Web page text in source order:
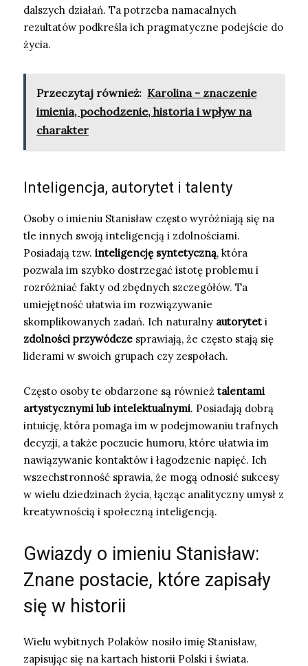
dalszych działań. Ta potrzeba namacalnych
rezultatów podkreśla ich pragmatyczne podejście do
życia.
Przeczytaj również: Karolina - znaczenie
imienia, pochodzenie, historia i wpływ na
charakter
Inteligencja, autorytet i talenty
Osoby o imieniu Stanisław często wyróżniają się na
tle innych swoją inteligencją i zdolnościami.
Posiadają tzw. inteligencję syntetyczną, która
pozwala im szybko dostrzegać istotę problemu i
rozróżniać fakty od zbędnych szczegółów. Ta
umiejętność ułatwia im rozwiązywanie
skomplikowanych zadań. Ich naturalny autorytet i
zdolności przywódcze sprawiają, że często stają się
liderami w swoich grupach czy zespołach.
Często osoby te obdarzone są również talentami
artystycznymi lub intelektualnymi. Posiadają dobrą
intuicję, która pomaga im w podejmowaniu trafnych
decyzji, a także poczucie humoru, które ułatwia im
nawiązywanie kontaktów i łagodzenie napięć. Ich
wszechstronność sprawia, że mogą odnosić sukcesy
w wielu dziedzinach życia, łącząc analityczny umysł z
kreatywnością i społeczną inteligencją.
Gwiazdy o imieniu Stanisław:
Znane postacie, które zapisały
się w historii
Wielu wybitnych Polaków nosiło imię Stanisław,
zapisując się na kartach historii Polski i świata.